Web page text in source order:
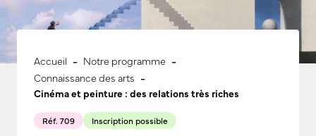
Accueil - Notre programme -
Connaissance des arts -
Cinéma et peinture : des relations très riches
Réf. 709 Inscription possible